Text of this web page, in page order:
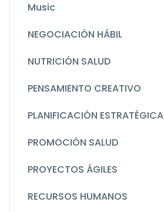
Music
NEGOCIACIÓN HÁBIL
NUTRICIÓN SALUD
PENSAMIENTO CREATIVO
PLANIFICACIÓN ESTRATÉGICA
PROMOCIÓN SALUD
PROYECTOS ÁGILES
RECURSOS HUMANOS